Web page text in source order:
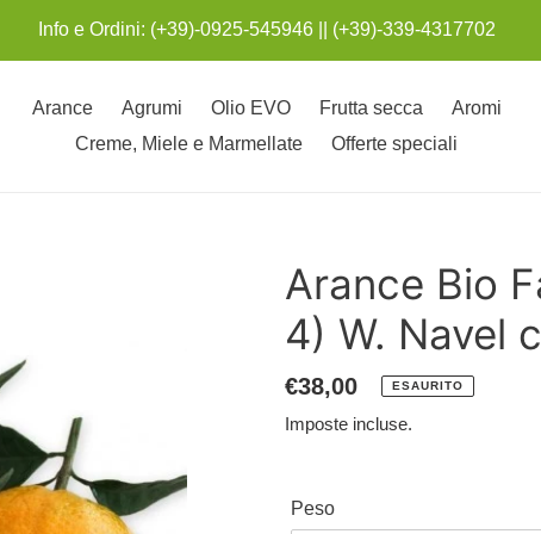
Info e Ordini: (+39)-0925-545946 || (+39)-339-4317702
Arance Agrumi Olio EVO Frutta secca
Aromi
Creme, Miele e Marmellate
Offerte speciali
Arance Bio
4) W. Navel
Prezzo
di
€38,00 ESAURITO
Imposte incluse.
Peso